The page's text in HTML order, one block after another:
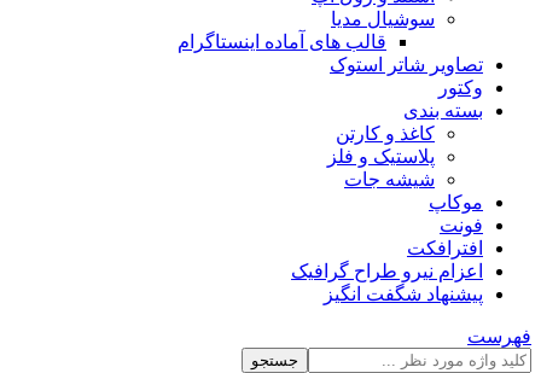
سوشیال مدیا
قالب های آماده اینستاگرام
تصاویر شاتر استوک
وکتور
بسته بندی
کاغذ و کارتن
پلاستیک و فلز
شیشه جات
موکاپ
فونت
افترافکت
اعزام نیرو طراح گرافیک
پیشنهاد شگفت انگیز
فهرست
جستجو